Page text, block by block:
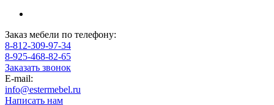
Заказ мебели по телефону:
8-812-309-97-34
8-925-468-82-65
Заказать звонок
E-mail:
info@estermebel.ru
Написать нам